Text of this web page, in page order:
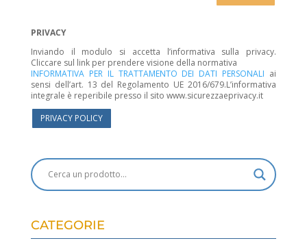
PRIVACY
Inviando il modulo si accetta l’informativa sulla privacy.
Cliccare sul link per prendere visione della normativa
INFORMATIVA PER IL TRATTAMENTO DEI DATI PERSONALI ai
sensi dell’art. 13 del Regolamento UE 2016/679.L’informativa
integrale è reperibile presso il sito www.sicurezzaeprivacy.it
PRIVACY POLICY
CATEGORIE